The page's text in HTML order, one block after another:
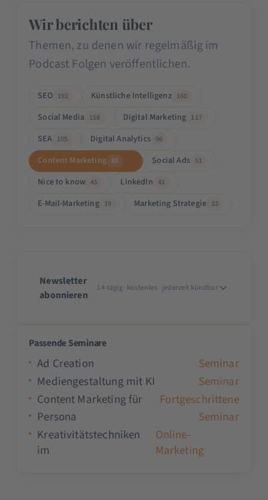
Wir berichten über
Themen, zu denen wir regelmäßig im
Podcast Folgen veröffentlichen.
SEO 192 Künstliche Intelligenz 160
Social Media 158 Digital Marketing 117
SEA 105 Digital Analytics 96
Content Marketing 85 Social Ads 51
Nice to know 45 LinkedIn 41
E-Mail-Marketing 39 Marketing Strategie 32
Newsletter
abonnieren
14-tägig · kostenlos · jederzeit kündbar
Passende Seminare
Ad Creation
Seminar
Mediengestaltung mit KI
Seminar
Content Marketing für
Fortgeschrittene
Persona
Seminar
Kreativitätstechniken
im
Online-
Marketing